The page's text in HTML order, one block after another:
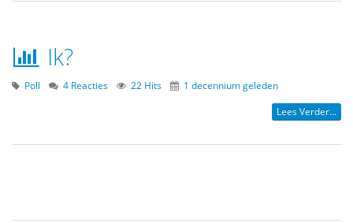
Ik?
Poll 4 Reacties 22 Hits 1 decennium geleden
Lees Verder...